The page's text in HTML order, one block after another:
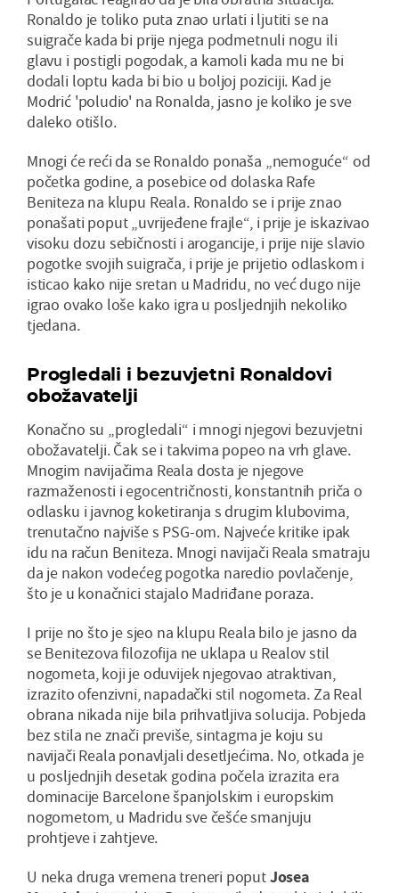
Ronaldo je toliko puta znao urlati i ljutiti se na
suigrače kada bi prije njega podmetnuli nogu ili
glavu i postigli pogodak, a kamoli kada mu ne bi
dodali loptu kada bi bio u boljoj poziciji. Kad je
Modrić 'poludio' na Ronalda, jasno je koliko je sve
daleko otišlo.
Mnogi će reći da se Ronaldo ponaša „nemoguće“ od
početka godine, a posebice od dolaska Rafe
Beniteza na klupu Reala. Ronaldo se i prije znao
ponašati poput „uvrijeđene frajle“, i prije je iskazivao
visoku dozu sebičnosti i arogancije, i prije nije slavio
pogotke svojih suigrača, i prije je prijetio odlaskom i
isticao kako nije sretan u Madridu, no već dugo nije
igrao ovako loše kako igra u posljednjih nekoliko
tjedana.
Progledali i bezuvjetni Ronaldovi
obožavatelji
Konačno su „progledali“ i mnogi njegovi bezuvjetni
obožavatelji. Čak se i takvima popeo na vrh glave.
Mnogim navijačima Reala dosta je njegove
razmaženosti i egocentričnosti, konstantnih priča o
odlasku i javnog koketiranja s drugim klubovima,
trenutačno najviše s PSG-om. Najveće kritike ipak
idu na račun Beniteza. Mnogi navijači Reala smatraju
da je nakon vodećeg pogotka naredio povlačenje,
što je u konačnici stajalo Madriđane poraza.
I prije no što je sjeo na klupu Reala bilo je jasno da
se Benitezova filozofija ne uklapa u Realov stil
nogometa, koji je oduvijek njegovao atraktivan,
izrazito ofenzivni, napadački stil nogometa. Za Real
obrana nikada nije bila prihvatljiva solucija. Pobjeda
bez stila ne znači previše, sintagma je koju su
navijači Reala ponavljali desetljećima. No, otkada je
u posljednjih desetak godina počela izrazita era
dominacije Barcelone španjolskim i europskim
nogometom, u Madridu sve češće smanjuju
prohtjeve i zahtjeve.
U neka druga vremena treneri poputJosea